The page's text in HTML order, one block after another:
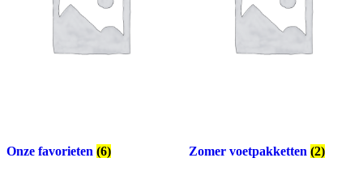
Onze favorieten (6) Zomer voetpakketten (2)